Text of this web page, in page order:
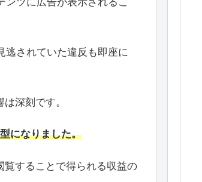
逃されていた違反も即座に
深刻です。
になりました。
覧することで得られる収益の